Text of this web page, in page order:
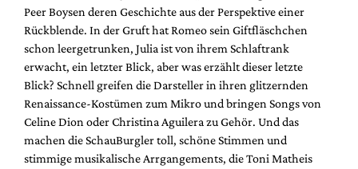
Newsletter
Redaktion
Autor:innen
Partner
Mediadaten
Suche
Peer Boysen deren Geschichte aus der Perspektive einer
Rückblende. In der Gruft hat Romeo sein Giftfläschchen
schon leergetrunken, Julia ist von ihrem Schlaftrank
erwacht, ein letzter Blick, aber was erzählt dieser letzte
Blick? Schnell greifen die Darsteller in ihren glitzernden
Renaissance-Kostümen zum Mikro und bringen Songs von
Celine Dion oder Christina Aguilera zu Gehör. Und das
machen die SchauBurgler toll, schöne Stimmen und
stimmige musikalische Arrgangements, die Toni Matheis